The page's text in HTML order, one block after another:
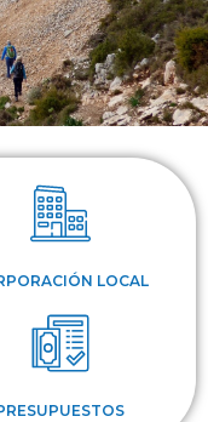
LOCAL